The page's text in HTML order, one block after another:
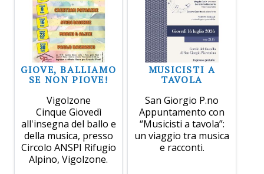
GIOVE, BALLIAMO
SE NON PIOVE!
Vigolzone
Cinque Giovedì
all'insegna del ballo e
della musica, presso
Circolo ANSPI Rifugio
Alpino, Vigolzone.
MUSICISTI A
TAVOLA
San Giorgio P.no
Appuntamento con
“Musicisti a tavola”:
un viaggio tra musica
e racconti.